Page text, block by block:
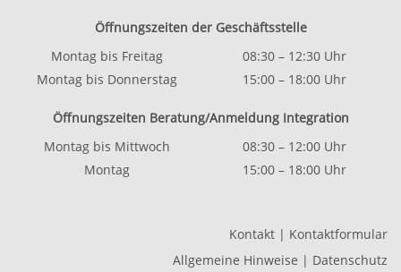
Öffnungszeiten der Geschäftsstelle
Montag bis Freitag
08:30 – 12:30 Uhr
Montag bis Donnerstag
15:00 – 18:00 Uhr
Öffnungszeiten Beratung/Anmeldung Integration
Montag bis Mittwoch
08:30 – 12:00 Uhr
Montag
15:00 – 18:00 Uhr
Kontakt | Kontaktformular
Allgemeine Hinweise | Datenschutz